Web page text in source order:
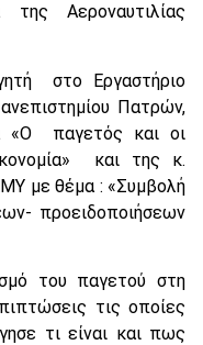
Αεροναυτιλίας
στο Εργαστήριο
Πατρών,
«Ο παγετός και οι
και της κ.
με θέμα : «Συμβολή
προειδοποιήσεων
του παγετού στη
τις οποίες
τι είναι και πως